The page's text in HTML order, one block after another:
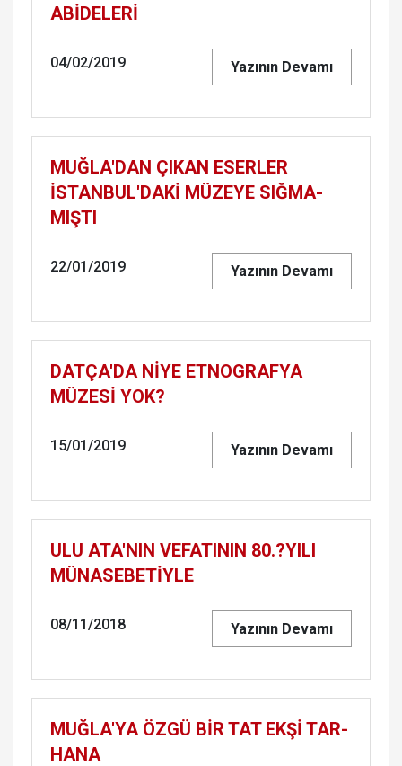
ABİDELERİ
04/02/2019 Yazının Devamı
MUĞLA'DAN ÇIKAN ESER­LER
İSTAN­BUL'DAKİ MÜ­ZE­YE SIĞ­MA­
MIŞ­TI
22/01/2019 Yazının Devamı
DATÇA'DA NİYE ET­NOG­RAF­YA
MÜZESİ YOK?
15/01/2019 Yazının Devamı
ULU ATA'NIN VE­FA­TI­NIN 80.?YILI
MÜ­NA­SE­BETİYLE
08/11/2018 Yazının Devamı
MUĞLA'YA ÖZGÜ BİR TAT EKŞİ TAR­
HA­NA